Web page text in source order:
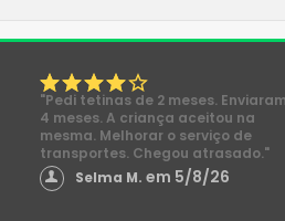
"Pedi tetinas de 2 meses.
4 meses. A criança aceitou na
mesma. Melhorar o serviço de
transportes. Chegou atrasado."
Selma M. em 5/8/26